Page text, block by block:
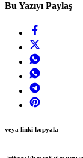
Bu Yazıyı Paylaş
veya linki kopyala